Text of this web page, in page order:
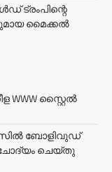
ട്രംപിന്റെ
മൈക്കൽ
സ്റ്റൈൽ
ബോളിവുഡ്
ചോദ്യം ചെയ്തു